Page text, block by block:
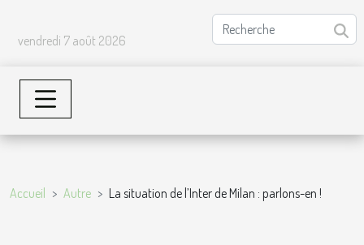
vendredi 7 août 2026
Accueil Autre La situation de l’Inter de Milan : parlons-en !